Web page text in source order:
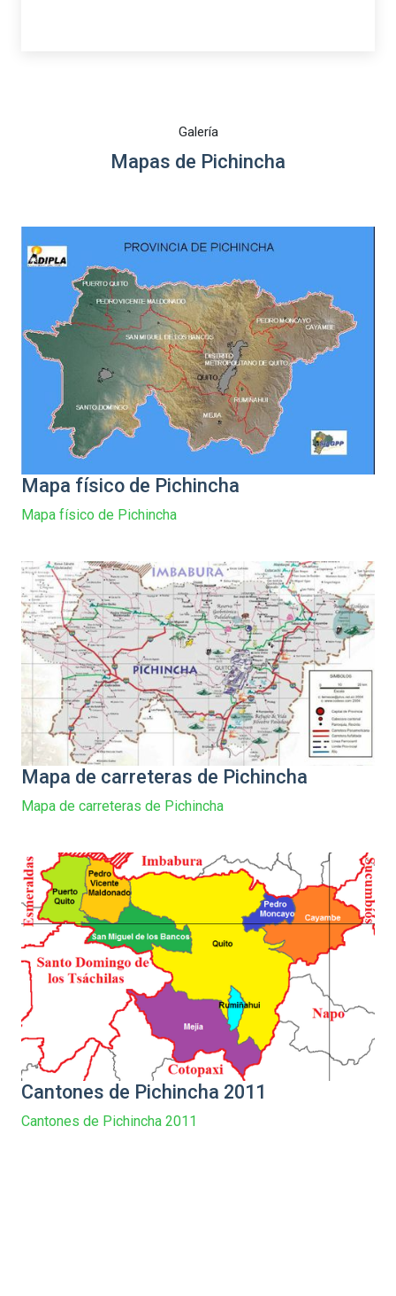
Galería
Mapas de Pichincha
Mapa físico de Pichincha
Mapa físico de Pichincha
Mapa de carreteras de Pichincha
Mapa de carreteras de Pichincha
Cantones de Pichincha 2011
Cantones de Pichincha 2011